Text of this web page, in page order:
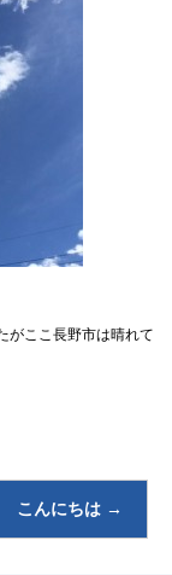
がここ長野市は晴れて
こんにちは →